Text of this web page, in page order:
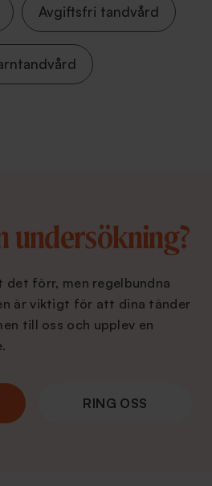
Avgiftsfri tandvård
undersökning?
förr, men regelbundna
är viktigt för att dina tänder
till oss och upplev en
RING OSS